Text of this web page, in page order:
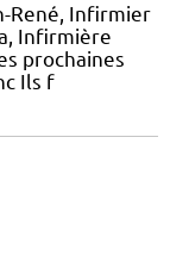
René, Infirmier
Infirmière
prochaines
Ils f